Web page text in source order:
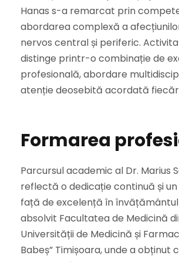
Hanas s-a remarcat prin
abordarea complexă a
nervos central și periferic.
distinge printr-o combinație de
profesională, abordare
atenție deosebită acordată
Formarea
Parcursul academic al Dr. Marius
reflectă o dedicație continuă și
față de excelență în învățământul
absolvit Facultatea de Medicină
Universității de Medicină și
Babeș” Timișoara, unde a obținut